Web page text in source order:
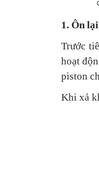
1. Ôn
Trước
hoạt
piston
Khi xả